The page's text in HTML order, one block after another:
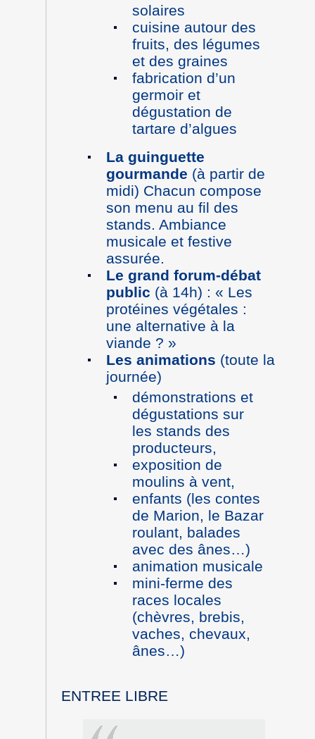
solaires
cuisine autour des
fruits, des légumes
et des graines
fabrication d’un
germoir et
dégustation de
tartare d’algues
La guinguette
gourmande (à partir de
midi) Chacun compose
son menu au fil des
stands. Ambiance
musicale et festive
assurée.
Le grand forum-débat
public (à 14h) : « Les
protéines végétales :
une alternative à la
viande ? »
Les animations (toute la
journée)
démonstrations et
dégustations sur
les stands des
producteurs,
exposition de
moulins à vent,
enfants (les contes
de Marion, le Bazar
roulant, balades
avec des ânes…)
animation musicale
mini-ferme des
races locales
(chèvres, brebis,
vaches, chevaux,
ânes…)
ENTREE LIBRE